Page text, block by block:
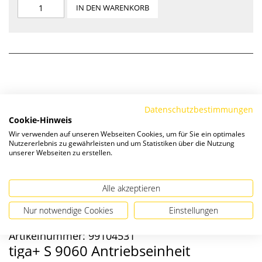
IN DEN WARENKORB
Artikelnummer: 99104531
tiga+ S 9060 Antriebseinheit
Datenschutzbestimmungen
Cookie-Hinweis
Wir verwenden auf unseren Webseiten Cookies, um für Sie ein optimales
Nutzererlebnis zu gewährleisten und um Statistiken über die Nutzung
unserer Webseiten zu erstellen.
Alle akzeptieren
Nur notwendige Cookies Einstellungen